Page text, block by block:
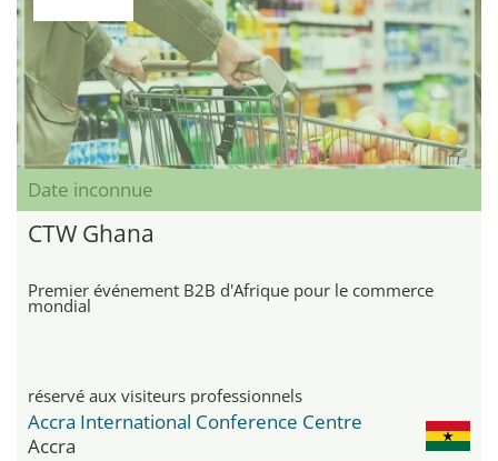
Date inconnue
CTW Ghana
Premier événement B2B d'Afrique pour le commerce
mondial
réservé aux visiteurs professionnels
Accra International Conference Centre
Accra